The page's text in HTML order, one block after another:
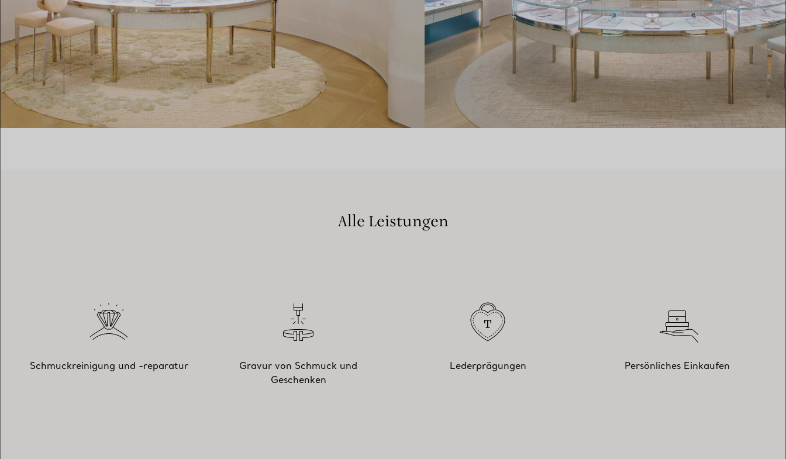
Alle Leistungen
Schmuckreinigung und -reparatur
Gravur von Schmuck und
Geschenken
Lederprägungen Persönliches Einkaufen